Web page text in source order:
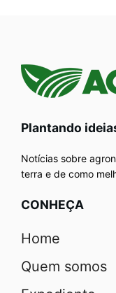
Plantando
Notícias sobre
terra e de como
CONHEÇA
Home
Quem somos